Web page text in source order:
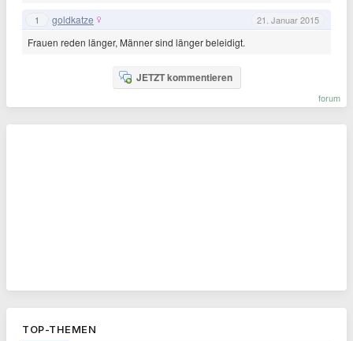
1 goldkatze 21. Januar 2015
Frauen reden länger, Männer sind länger beleidigt.
JETZT kommentieren
forum
TOP-THEMEN